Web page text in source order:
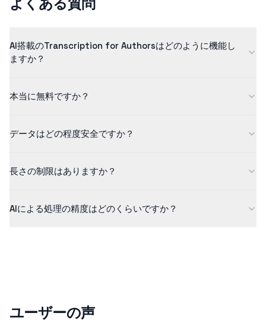
AI搭載のTranscription for Authorsはどのように機能し
ますか？
て、音声を高い精度でテキストに変換します。AIモデルは、高品
本当に無料ですか？
きます。より長いコンテンツや追加機能については、Proプランを
データはどの程度安全ですか？
プロードは暗号化され、安全に処理され、処理後に自動的に削除
長さの制限はありますか？
ンでは、1440分のコンテンツを処理できるほか、カスタムフォー
AIによる処理の精度はどのくらいですか？
ユーザーの声